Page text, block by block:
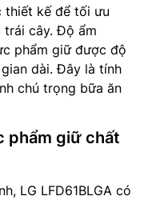
thiết kế để tối ưu
trái cây. Độ ẩm
phẩm giữ được độ
dài. Đây là tính
chú trọng bữa ăn
phẩm giữ chất
LG LFD61BLGA có